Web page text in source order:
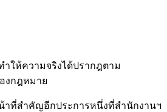
ห้ความจริงได้ปรากฎตาม
งกฎหมาย
ที่สำคัญอีกประการหนึ่งที่สำนักงานฯ